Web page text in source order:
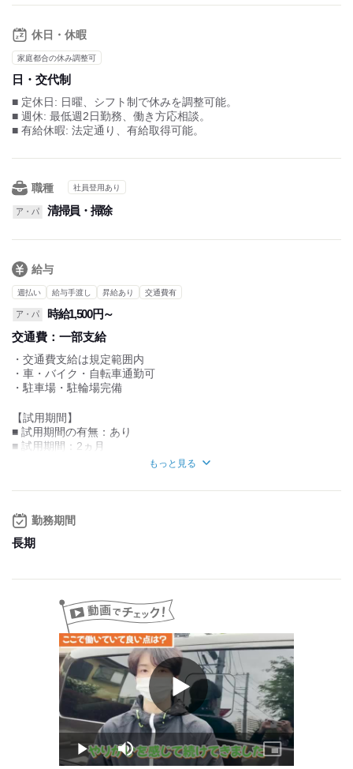
■昼休憩に加え、小まめな休憩時間あり。
しっかりとリフレッシュできます。
【その他補足】
■基本的に07:30～16:30の勤務時間となります。
朝早い時間からスタートし、
早めの退社が可能です。
■業務が忙しくなければ定時での退社も可能です。
■業務量に応じて早上がりや、
■通勤ラッシュを避けてゆとりある移動ができます。
【残業について】
※残業は少ないですが、必要な場合でも
相談の上、業務終了後に調整可能です。
休日・休暇
家庭都合の休み調整可
日・交代制
■ 定休日: 日曜、シフト制で休みを調整可能。
■ 週休: 最低週2日勤務、働き方応相談。
■ 有給休暇: 法定通り、有給取得可能。
職種 社員登用あり
ア・パ 清掃員・掃除
給与
週払い 給与手渡し 昇給あり 交通費有
ア・パ
時給1,500円～
交通費： 一部支給
・交通費支給は規定範囲内
・車・バイク・自転車通勤可
・駐車場・駐輪場完備
【試用期間】
■ 試用期間の有無：あり
■ 試用期間：2ヵ月
【その他手当など】
■ 正社員登用あり
【収入例】
● 安定収入プラン
時給1500円×週2勤務
＝日給12,000円×月9日
＝月収例 108,000円
● がっちり稼ぎプラン
時給1500円×週5勤務
＝日給12,000円×月22日
＝月収例 264,000円
もっと見る
勤務期間
長期
Play
Video
Play Mute
Picture-
in-